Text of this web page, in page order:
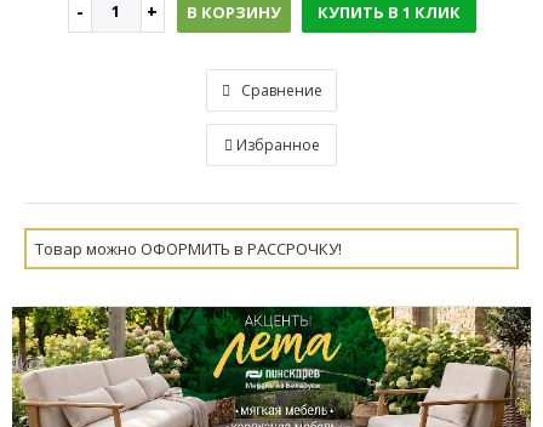
В КОРЗИНУ КУПИТЬ В 1 КЛИК
Сравнение
Избранное
Товар можно ОФОРМИТЬ в РАССРОЧКУ!